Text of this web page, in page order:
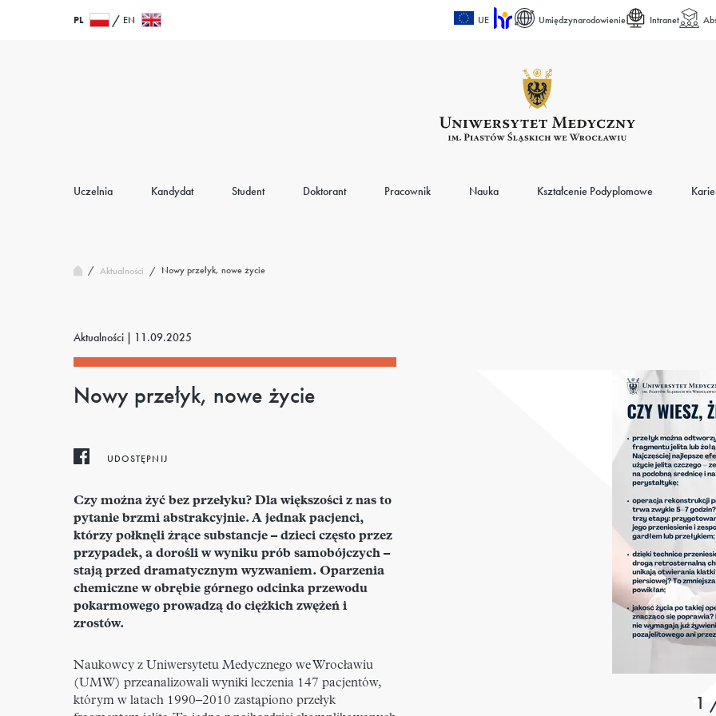
PL EN UE Umiędzynarodowienie Intranet
Uczelnia Kandydat Student Doktorant Pracownik Nauka Kształcenie Podyplomowe
/ Aktualności / Nowy przełyk, nowe życie
1
Aktualności | 11.09.2025
Nowy przełyk, nowe życie
UDOSTĘPNIJ
Czy można żyć bez przełyku? Dla większości z nas to
pytanie brzmi abstrakcyjnie. A jednak pacjenci,
którzy połknęli żrące substancje – dzieci często przez
przypadek, a dorośli w wyniku prób samobójczych –
stają przed dramatycznym wyzwaniem. Oparzenia
chemiczne w obrębie górnego odcinka przewodu
pokarmowego prowadzą do ciężkich zwężeń i
zrostów.
Naukowcy z Uniwersytetu Medycznego we Wrocławiu
(UMW) przeanalizowali wyniki leczenia 147 pacjentów,
którym w latach 1990–2010 zastąpiono przełyk